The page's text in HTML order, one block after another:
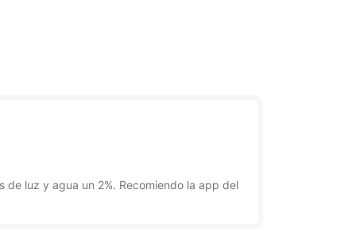
luz y agua un 2%. Recomiendo la app del